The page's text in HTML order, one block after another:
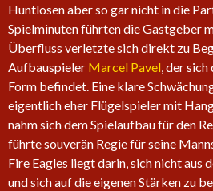
Huntlosen aber so gar nicht in die
Spielminuten führten die Gastgeber
Überfluss verletzte sich direkt zu
Aufbauspieler Marcel Pavel, der
Form befindet. Eine klare
eigentlich eher Flügelspieler mit
nahm sich dem Spielaufbau für den
führte souverän Regie für seine
Fire Eagles liegt darin, sich nicht aus
und sich auf die eigenen Stärken zu